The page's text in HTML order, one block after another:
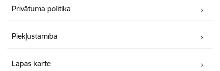
Privātuma politika
Piekļūstamība
Lapas karte